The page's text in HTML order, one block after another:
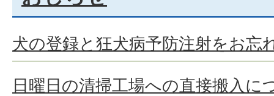
犬の登録と狂犬病予防注射をお忘
日曜日の清掃工場への直接搬入に